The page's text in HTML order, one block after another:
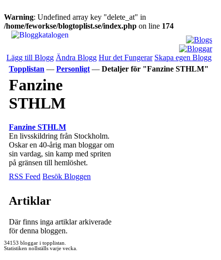
Warning: Undefined array key "delete_at" in
/home/feworkse/blogtoplist.se/index.php on line 174
Lägg till Blogg Ändra Blogg Hur det Fungerar Skapa egen Blogg
Topplistan — Personligt — Detaljer för "Fanzine STHLM"
Fanzine
STHLM
Fanzine STHLM
En livsskildring från Stockholm.
Oskar en 40-årig man bloggar om
sin vardag, sin kamp med spriten
på gränsen till hemlöshet.
RSS Feed Besök Bloggen
Artiklar
Där finns inga artiklar arkiverade
för denna bloggen.
34153 bloggar i topplistan.
Statistiken nollställs varje vecka.